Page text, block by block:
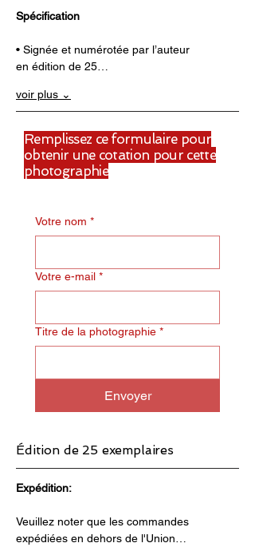
Spécification
• Signée et numérotée par l’auteur
en édition de 25…
voir plus ⌄
Remplissez ce formulaire pour
obtenir une cotation pour cette
photographie
Votre nom *
Votre e-mail *
Titre de la photographie *
Envoyer
Édition de 25 exemplaires
Expédition:
Veuillez noter que les commandes
expédiées en dehors de l'Union…